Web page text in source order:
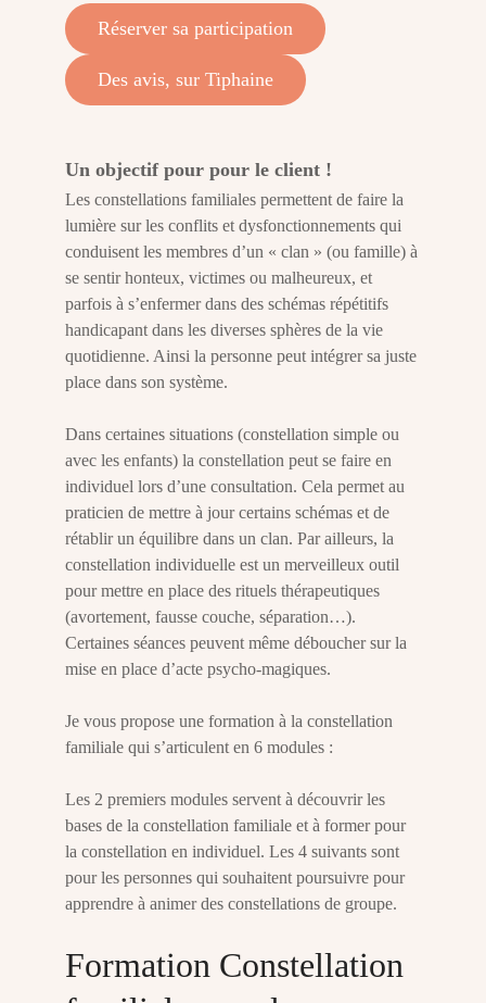
Réserver sa participation
Des avis, sur Tiphaine
Un objectif pour pour le client !
Les constellations familiales permettent de faire la
lumière sur les conflits et dysfonctionnements qui
conduisent les membres d’un « clan » (ou famille) à
se sentir honteux, victimes ou malheureux, et
parfois à s’enfermer dans des schémas répétitifs
handicapant dans les diverses sphères de la vie
quotidienne. Ainsi la personne peut intégrer sa juste
place dans son système.
Dans certaines situations (constellation simple ou
avec les enfants) la constellation peut se faire en
individuel lors d’une consultation. Cela permet au
praticien de mettre à jour certains schémas et de
rétablir un équilibre dans un clan. Par ailleurs, la
constellation individuelle est un merveilleux outil
pour mettre en place des rituels thérapeutiques
(avortement, fausse couche, séparation…).
Certaines séances peuvent même déboucher sur la
mise en place d’acte psycho-magiques.
Je vous propose une formation à la constellation
familiale qui s’articulent en 6 modules :
Les 2 premiers modules servent à découvrir les
bases de la constellation familiale et à former pour
la constellation en individuel. Les 4 suivants sont
pour les personnes qui souhaitent poursuivre pour
apprendre à animer des constellations de groupe.
Formation Constellation